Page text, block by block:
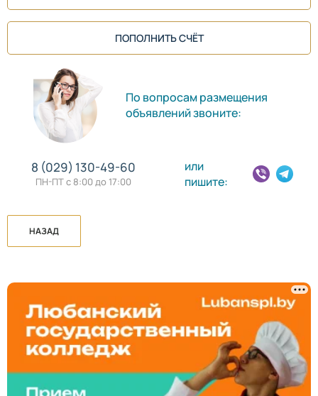
ПОПОЛНИТЬ СЧЁТ
По вопросам размещения
объявлений звоните:
8 (029) 130-49-60
ПН-ПТ с 8:00 до 17:00
или
пишите:
НАЗАД